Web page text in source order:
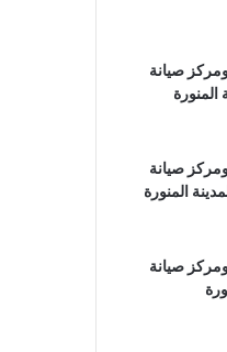
صيانة
المنورة
صيانة
المنورة
صيانة